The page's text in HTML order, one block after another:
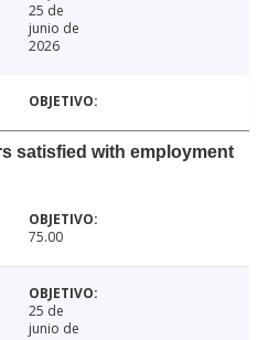
25 de
junio de
2026
satisfied with employment
75.00
25 de
junio de